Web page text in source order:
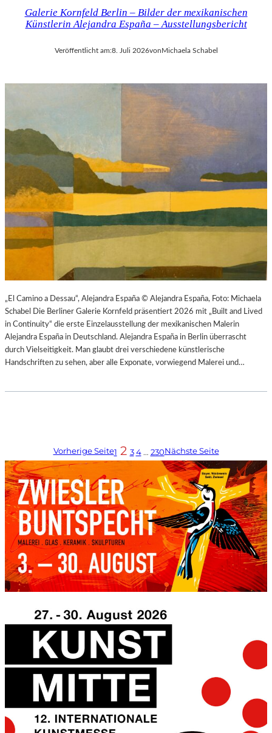
Galerie Kornfeld Berlin – Bilder der mexikanischen
Künstlerin Alejandra España – Ausstellungsbericht
Veröffentlicht am:8. Juli 2026vonMichaela Schabel
„El Camino a Dessau“, Alejandra España © Alejandra España, Foto: Michaela
Schabel Die Berliner Galerie Kornfeld präsentiert 2026 mit „Built and Lived
in Continuity“ die erste Einzelausstellung der mexikanischen Malerin
Alejandra España in Deutschland. Alejandra España in Berlin überrascht
durch Vielseitigkeit. Man glaubt drei verschiedene künstlerische
Handschriften zu sehen, aber alle Exponate, vorwiegend Malerei und…
Vorherige Seite1 2 3 4 … 230Nächste Seite